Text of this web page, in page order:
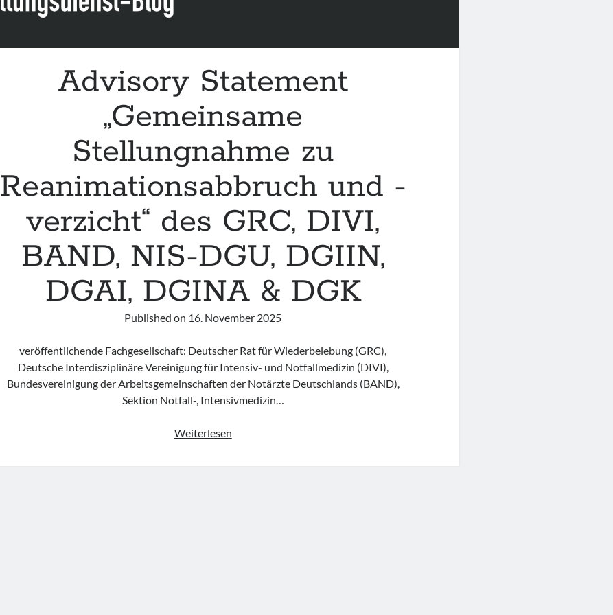
Advisory Statement
„Gemeinsame
Stellungnahme zu
Reanimationsabbruch und -
verzicht“ des GRC, DIVI,
BAND, NIS-DGU, DGIIN,
DGAI, DGINA & DGK
Published on 16. November 2025
veröffentlichende Fachgesellschaft: Deutscher Rat für Wiederbelebung (GRC),
Deutsche Interdisziplinäre Vereinigung für Intensiv- und Notfallmedizin (DIVI),
Bundesvereinigung der Arbeitsgemeinschaften der Notärzte Deutschlands (BAND),
Sektion Notfall-, Intensivmedizin…
WeiterlesenAdvisory